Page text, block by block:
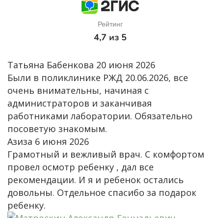
Рейтинг
4,7 из 5
Татьяна Бабенкова 20 июня 2026
Были в поликлинике РЖД 20.06.2026, все
очень внимательны, начиная с
администраторов и заканчивая
работниками лаборатории. Обязательно
посоветую знакомым.
Азиза 6 июня 2026
Грамотный и вежливый врач. С комфортом
провел осмотр ребенку , дал все
рекомендации. И я и ребенок остались
довольны. Отдельное спасибо за подарок
ребенку.